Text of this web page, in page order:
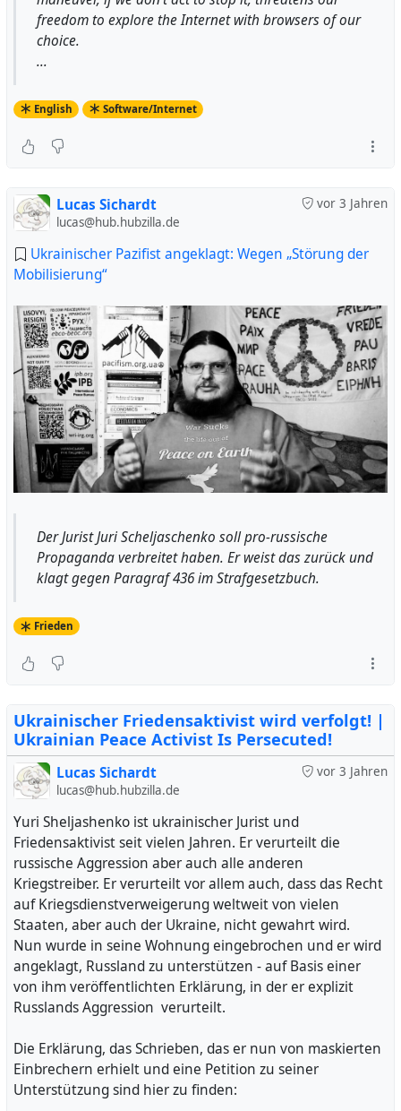
freedom to explore the Internet with browsers of our
choice.
...
English Software/Internet
vor 3 Jahren
Lucas Sichardt
lucas@hub.hubzilla.de
Ukrainischer Pazifist angeklagt: Wegen „Störung der
Mobilisierung“
Der Jurist Juri Scheljaschenko soll pro-russische
Propaganda verbreitet haben. Er weist das zurück und
klagt gegen Paragraf 436 im Strafgesetzbuch.
Frieden
Ukrainischer Friedensaktivist wird verfolgt! |
Ukrainian Peace Activist Is Persecuted!
vor 3 Jahren
Lucas Sichardt
lucas@hub.hubzilla.de
Yuri Sheljashenko ist ukrainischer Jurist und
Friedensaktivist seit vielen Jahren. Er verurteilt die
russische Aggression aber auch alle anderen
Kriegstreiber. Er verurteilt vor allem auch, dass das Recht
auf Kriegsdienstverweigerung weltweit von vielen
Staaten, aber auch der Ukraine, nicht gewahrt wird.
Nun wurde in seine Wohnung eingebrochen und er wird
angeklagt, Russland zu unterstützen - auf Basis einer
von ihm veröffentlichten Erklärung, in der er explizit
Russlands Aggression verurteilt.
Die Erklärung, das Schrieben, das er nun von maskierten
Einbrechern erhielt und eine Petition zu seiner
Unterstützung sind hier zu finden: